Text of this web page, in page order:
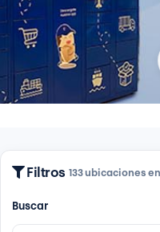
Filtros 133 ubicaciones
Buscar